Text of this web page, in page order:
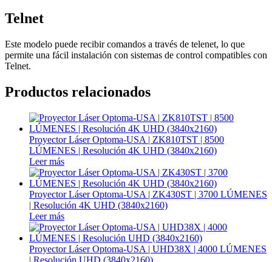
Telnet
Este modelo puede recibir comandos a través de telenet, lo que
permite una fácil instalación con sistemas de control compatibles con
Telnet.
Productos relacionados
Proyector Láser Optoma-USA | ZK810TST | 8500
LÚMENES | Resolución 4K UHD (3840x2160)
Leer más
Proyector Láser Optoma-USA | ZK430ST | 3700 LÚMENES
| Resolución 4K UHD (3840x2160)
Leer más
Proyector Láser Optoma-USA | UHD38X | 4000 LÚMENES